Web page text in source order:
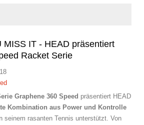
MISS IT - HEAD präsentiert
Racket Serie
Graphene 360 Speed präsentiert HEAD
Kombination aus Power und Kontrolle
seinem rasanten Tennis unterstützt. Von